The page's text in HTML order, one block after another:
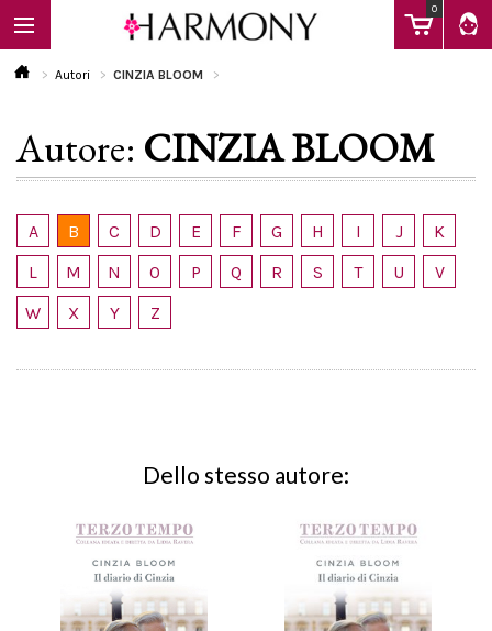
0
EBOOK
LIBRI
Calendario
Autori CINZIA BLOOM
Autore: CINZIA BLOOM
A B C D E F G H I J
K
L
M N O P Q R S T U
V
W
X Y Z
Dello stesso autore: